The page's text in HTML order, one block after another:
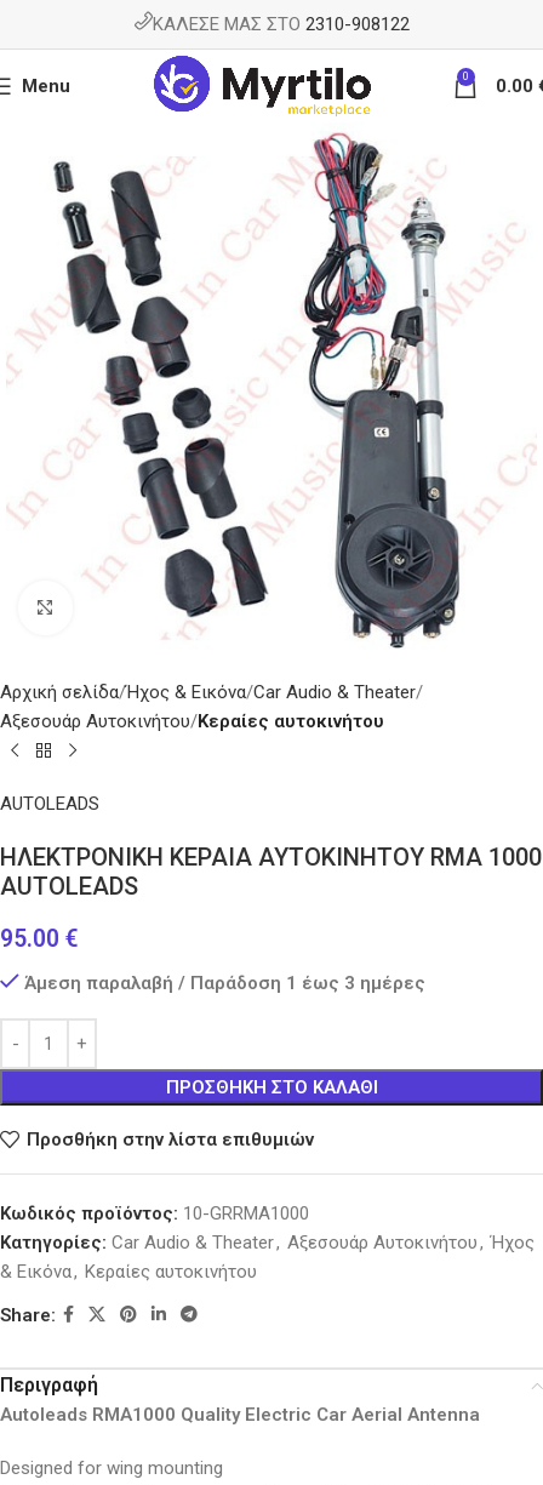
ΚΑΛΕΣΕ ΜΑΣ ΣΤΟ 2310-908122
Menu 0 0.00
Κάντε κλικ για μεγέθυνση
Αρχική σελίδα Ήχος & Εικόνα Car Audio & Theater
Αξεσουάρ Αυτοκινήτου Κεραίες αυτοκινήτου
AUTOLEADS
ΗΛΕΚΤΡΟΝΙΚΗ ΚΕΡΑΙΑ ΑΥΤΟΚΙΝΗΤΟΥ RMA 1000
AUTOLEADS
95.00 €
Άμεση παραλαβή / Παράδοση 1 έως 3 ημέρες
ΠΡΟΣΘΉΚΗ ΣΤΟ ΚΑΛΆΘΙ
Προσθήκη στην λίστα επιθυμιών
Κωδικός προϊόντος: 10-GRRMA1000
Κατηγορίες: Car Audio & Theater, Αξεσουάρ Αυτοκινήτου, Ήχος
& Εικόνα, Κεραίες αυτοκινήτου
Share:
Περιγραφή
Autoleads RMA1000 Quality Electric Car Aerial Antenna
Designed for wing mounting